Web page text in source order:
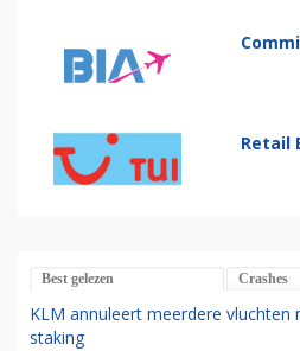
Retail
Best gelezen Crashes
KLM annuleert meerdere vluchten
staking